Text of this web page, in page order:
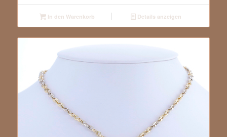
In den Warenkorb Details anzeigen